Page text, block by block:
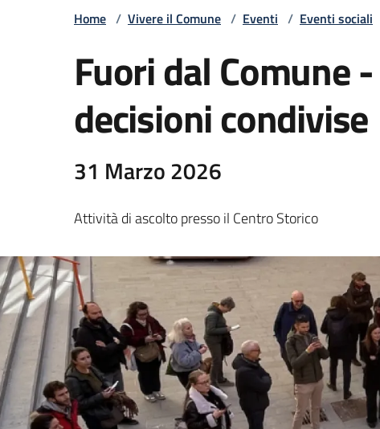
Home / Vivere il Comune / Eventi / Eventi sociali
Fuori dal Comune
decisioni condivise
31 Marzo 2026
Attività di ascolto presso il Centro Storico